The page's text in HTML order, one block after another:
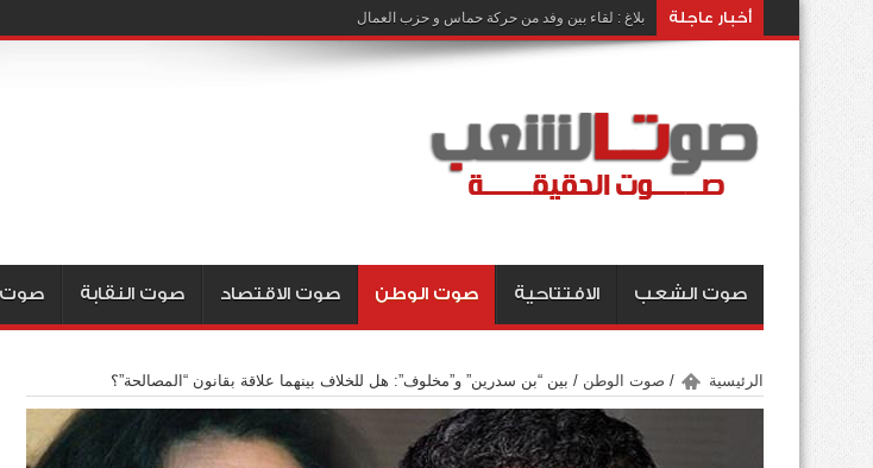
أخبار عاجلة بلاغ : لقاء بين وفد من حركة حماس و حزب العمال
صوت الشعب الافتتاحية صوت الوطن صوت الاقتصاد صوت النقابة صوت
الرئيسية / صوت الوطن / بين “بن سدرين” و”مخلوف”: هل للخلاف بينهما علاقة بقانون “المصالحة”؟